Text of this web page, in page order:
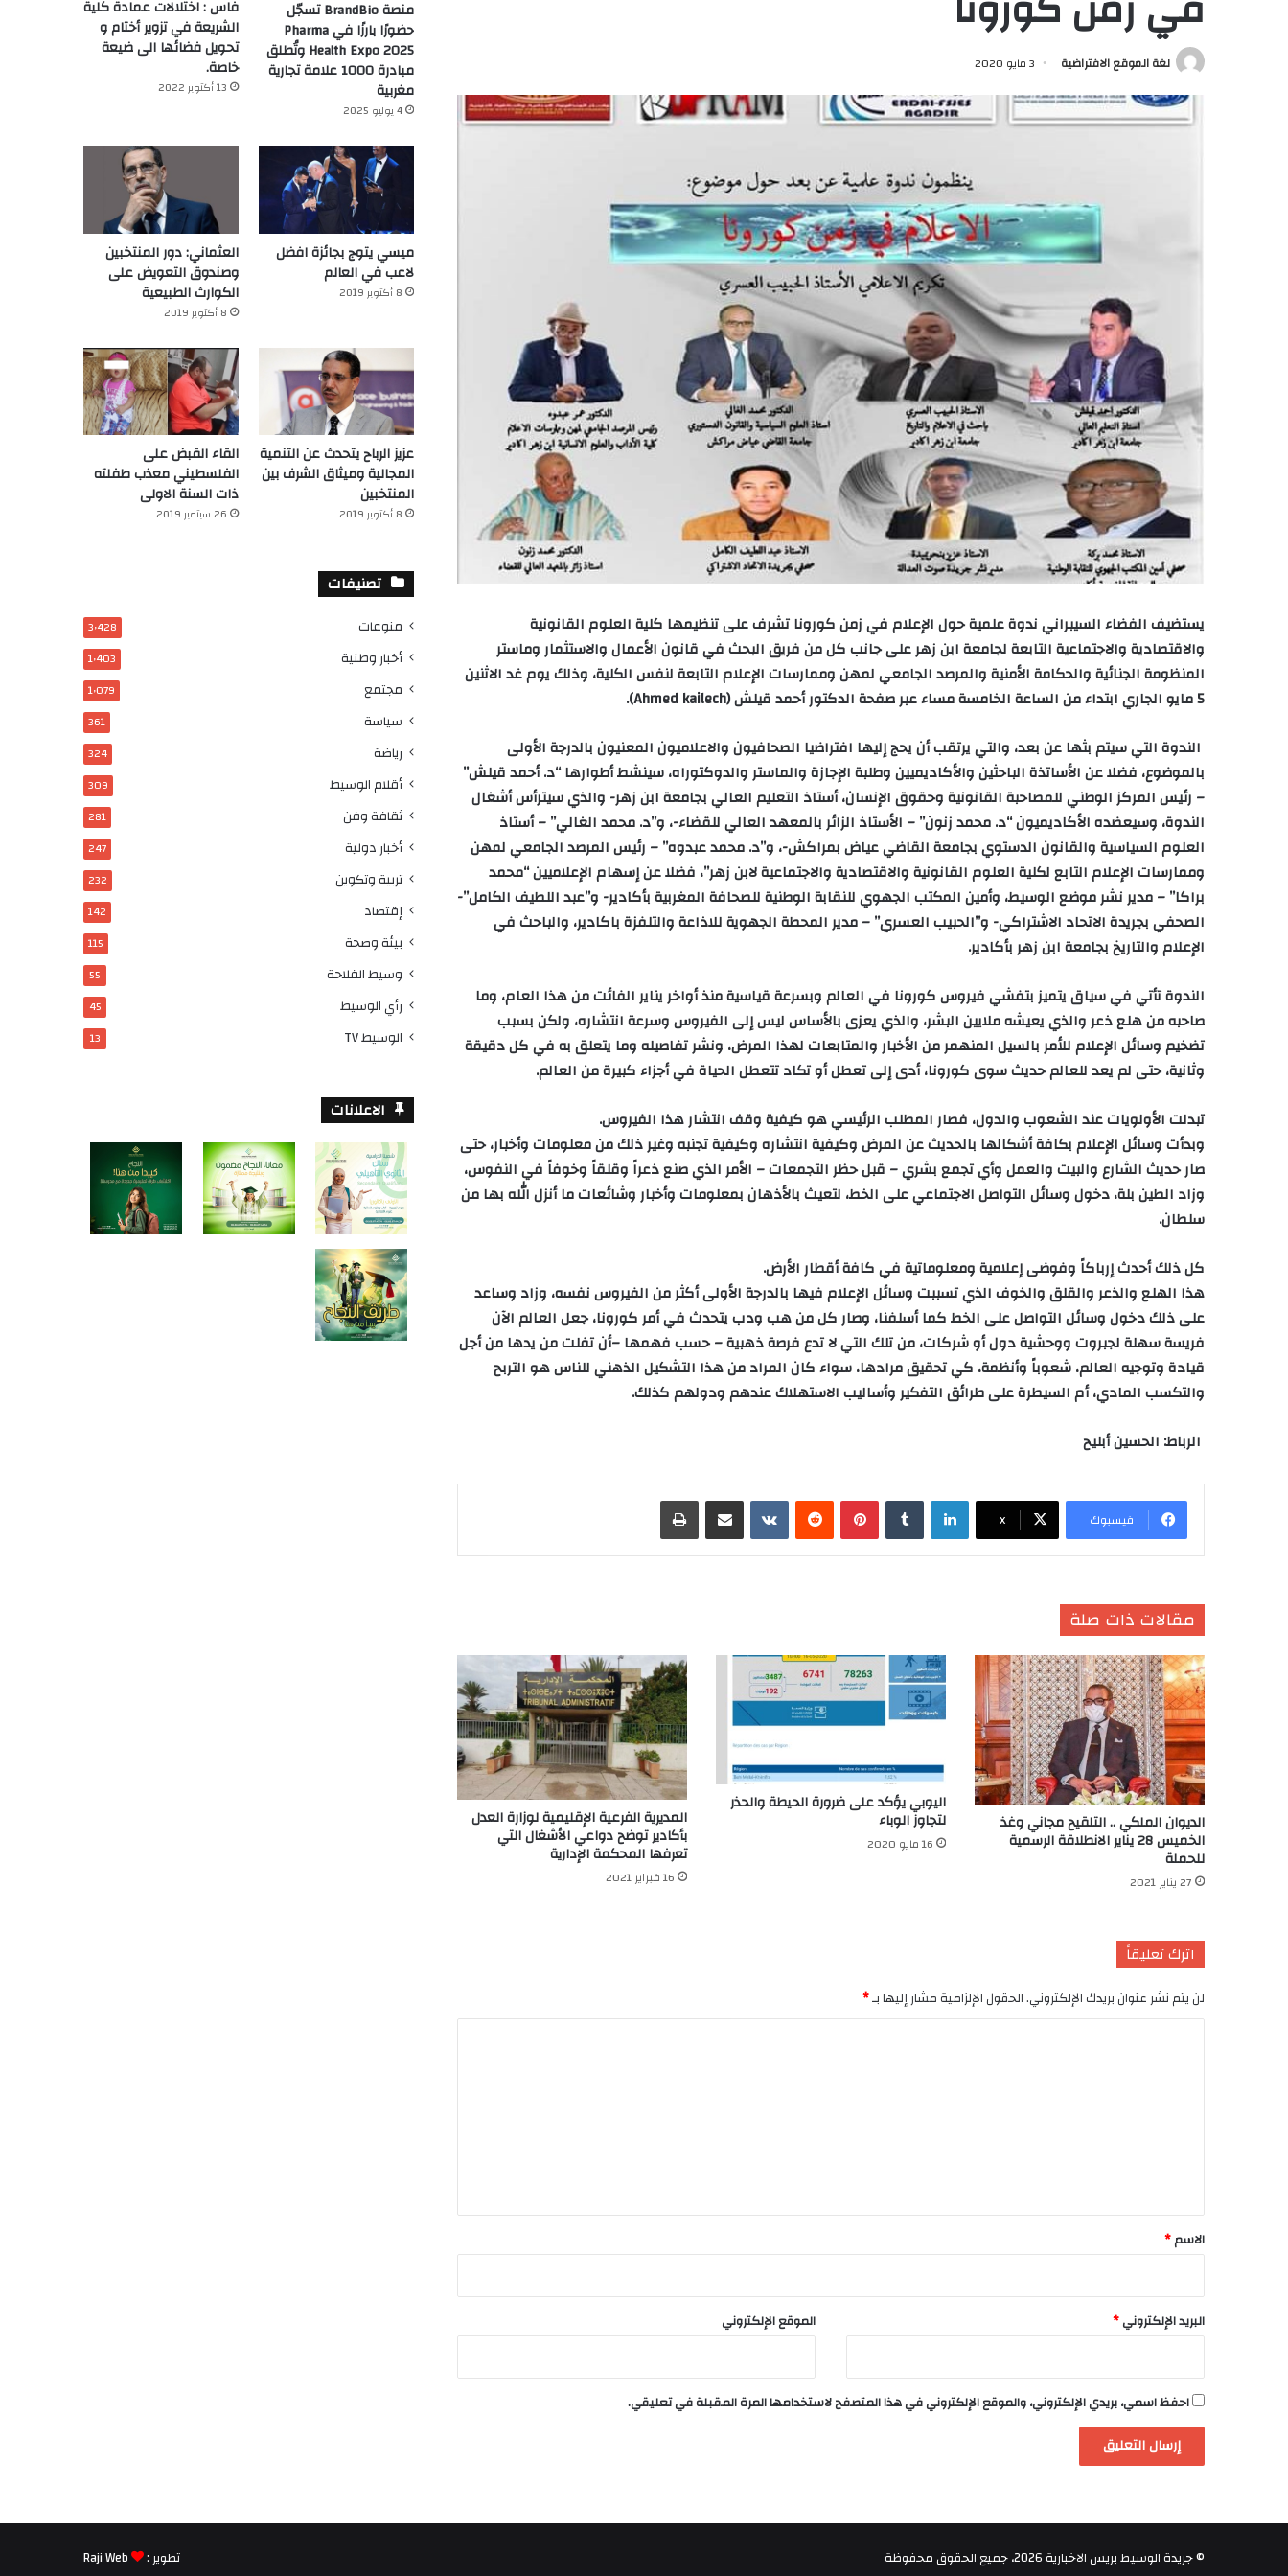
لغة الموقع الافتراضية 3 مايو 2020
يستضيف الفضاء السيبراني ندوة علمية حول الإعلام في زمن كورونا تشرف على تنظيمها كلية العلوم القانونية
والاقتصادية والاجتماعية التابعة لجامعة ابن زهر على جانب كل من فريق البحث في قانون الأعمال والاستثمار وماستر
المنظومة الجنائية والحكامة الأمنية والمرصد الجامعي لمهن وممارسات الإعلام التابعة لنفس الكلية، وذلك يوم غد الاثنين
5 مايو الجاري ابتداء من الساعة الخامسة مساء عبر صفحة الدكتور أحمد قيلش (
Ahmed kailech
).
الندوة التي سيتم بثها عن بعد، والتي يرتقب أن يحج إليها افتراضيا الصحافيون والاعلاميون المعنيون بالدرجة الأولى
بالموضوع، فضلا عن الأساتذة الباحثين والأكاديميين وطلبة الإجازة والماستر والدوكتوراه، سينشط أطوارها “د. أحمد قيلش”
– رئيس المركز الوطني للمصاحبة القانونية وحقوق الإنسان، أستاذ التعليم العالي بجامعة ابن زهر- والذي سيترأس أشغال
الندوة، وسيعضده الأكاديميون “د. محمد زنون” – الأستاذ الزائر بالمعهد العالي للقضاء-، و”د. محمد الغالي” – أستاذ
العلوم السياسية والقانون الدستوي بجامعة القاضي عياض بمراكش-، و”د. محمد عبدوه” – رئيس المرصد الجامعي لمهن
وممارسات الإعلام التابع لكلية العلوم القانونية والاقتصادية والاجتماعية لابن زهر”، فضلا عن إسهام الإعلاميين “محمد
براكا” – مدير نشر موضع الوسيط، وأمين المكتب الجهوي للنقابة الوطنية للصحافة المغربية بأكادير- و”عبد اللطيف الكامل”-
الصحفي بجريدة الاتحاد الاشتراكي- و”الحبيب العسري” – مدير المحطة الجهوية للاذاعة والتلفزة باكادير، والباحث في
الإعلام والتاريخ بجامعة ابن زهر بأكادير.
الندوة تأتي في سياق يتميز بتفشي فيروس كورونا في العالم وبسرعة قياسية منذ أواخر يناير الفائت من هذا العام، وما
صاحبه من هلع ذعر والذي يعيشه ملايين البشر، والذي يعزى بالأساس ليس إلى الفيروس وسرعة انتشاره، ولكن بسبب
تضخيم وسائل الإعلام للأمر بالسيل المنهمر من الأخبار والمتابعات لهذا المرض، ونشر تفاصيله وما يتعلق به في كل دقيقة
وثانية، حتى لم يعد للعالم حديث سوى كورونا، أدى إلى تعطل أو تكاد تتعطل الحياة في أجزاء كبيرة من العالم.
تبدلت الأولويات عند الشعوب والدول، فصار المطلب الرئيسي هو كيفية وقف انتشار هذا الفيروس.
وبدأت وسائل الإعلام بكافة أشكالها بالحديث عن المرض وكيفية انتشاره وكيفية تجنبه وغير ذلك من معلومات وأخبار، حتى
صار حديث الشارع والبيت والعمل وأي تجمع بشري – قبل حظر التجمعات – الأمر الذي صنع ذعراً وقلقاً وخوفاً في النفوس،
وزاد الطين بلة، دخول وسائل التواصل الاجتماعي على الخط، لتعيث بالأذهان بمعلومات وأخبار وشائعات ما أنزل الله بها من
سلطان.
كل ذلك أحدث إرباكاً وفوضى إعلامية ومعلوماتية في كافة أقطار الأرض.
هذا الهلع والذعر والقلق والخوف الذي تسببت وسائل الإعلام فيها بالدرجة الأولى أكثر من الفيروس نفسه، وزاد وساعد
على ذلك دخول وسائل التواصل على الخط كما أسلفنا، وصار كل من هب ودب يتحدث في أمر كورونا، جعل العالم الآن
فريسة سهلة لجبروت ووحشية دول أو شركات، من تلك التي لا تدع فرصة ذهبية – حسب فهمها –أن تفلت من يدها من أجل
قيادة وتوجيه العالم، شعوباً وأنظمة، كي تحقيق مرادها، سواء كان المراد من هذا التشكيل الذهني للناس هو التربح
والتكسب المادي، أم السيطرة على طرائق التفكير وأساليب الاستهلاك عندهم ودولهم كذلك.
الرباط: الحسين أبليح
فيسبوك X
لينكدإن بينتيريست
مقالات ذات صلة
الديوان الملكي .. التلقيح مجاني وغذ
الخميس 28 يناير الانطلاقة الرسمية
للحملة
27 يناير 2021
اليوبي يؤكد على ضرورة الحيطة والحذر
لتجاوز الوباء
16 مايو 2020
المديرية الفرعية الإقليمية لوزارة العدل
بأكادير توضح دواعي الأشغال التي
تعرفها المحكمة الإدارية
16 فبراير 2021
اترك تعليقاً
لن يتم نشر عنوان بريدك الإلكتروني.الحقول الإلزامية مشار إليها بـ*
*
الاسم*
البريد الإلكتروني* الموقع الإلكتروني
احفظ اسمي، بريدي الإلكتروني، والموقع الإلكتروني في هذا المتصفح لاستخدامها المرة المقبلة في تعليقي.
منصة BrandBio تسجّل
حضورًا بارزًا في Pharma
Health Expo 2025 وتُطلق
مبادرة 1000 علامة تجارية
مغربية
4 يوليو 2025
فاس : اختلالات عمادة كلية
الشريعة في تزوير أختام و
تحويل فضائها الى ضيعة
خاصة.
13 أكتوبر 2022
ميسي يتوج بجائزة افضل
لاعب في العالم‎
8 أكتوبر 2019
العثماني: دور المنتخبين
وصندوق التعويض على
الكوارث الطبيعية
8 أكتوبر 2019
عزيز الرباح يتحدث عن التنمية
المجالية وميثاق الشرف بين
المنتخبين
8 أكتوبر 2019
القاء القبض على
الفلسطيني معذب طفلته
ذات السنة الاولى
26 سبتمبر 2019
تصنيفات
منوعات 3٬428
أخبار وطنية 1٬403
مجتمع 1٬079
سياسة 361
رياضة 324
أقلام الوسيط 309
ثقافة وفن 281
أخبار دولية 247
تربية وتكوين 232
إقتصاد 142
بيئة وصحة 115
وسيط الفلاحة 55
رأي الوسيط 45
الوسيط TV 13
الاعلانات
© جريدة الوسيط بريس الاخبارية 2026، جميع الحقوق محفوظة تطوير : Raji Web